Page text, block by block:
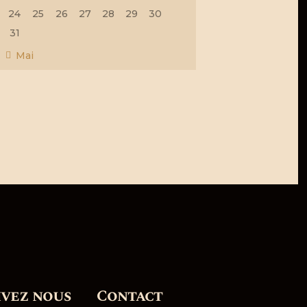
24
25 26 27 28 29
30
31
« Mai
nous Contact